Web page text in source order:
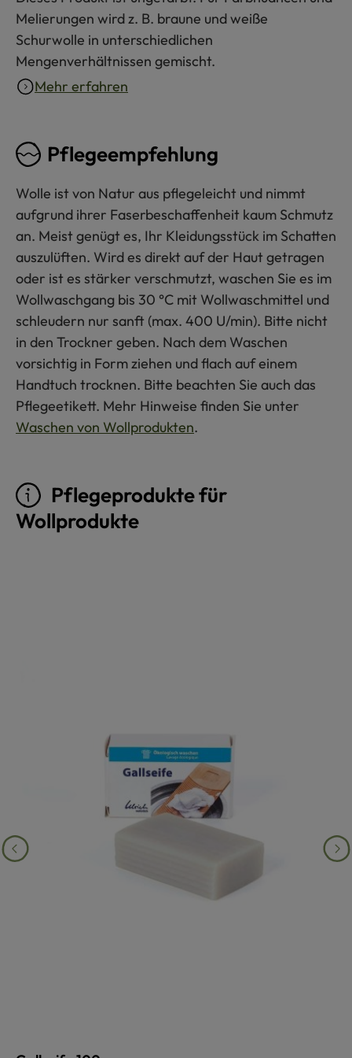
Melierungen wird z. B. braune und weiße
Schurwolle in unterschiedlichen
Mengenverhältnissen gemischt.
Mehr erfahren
Pflegeempfehlung
Wolle ist von Natur aus pflegeleicht und nimmt
aufgrund ihrer Faserbeschaffenheit kaum Schmutz
an. Meist genügt es, Ihr Kleidungsstück im Schatten
auszulüften. Wird es direkt auf der Haut getragen
oder ist es stärker verschmutzt, waschen Sie es im
Wollwaschgang bis 30 °C mit Wollwaschmittel und
schleudern nur sanft (max. 400 U/min). Bitte nicht
in den Trockner geben. Nach dem Waschen
vorsichtig in Form ziehen und flach auf einem
Handtuch trocknen. Bitte beachten Sie auch das
Pflegeetikett. Mehr Hinweise finden Sie unter
Waschen von Wollprodukten.
Pflegeprodukte für
Wollprodukte